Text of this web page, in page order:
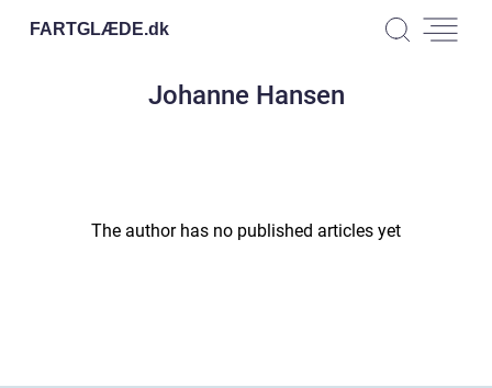
FARTGLÆDE.dk
Johanne Hansen
The author has no published articles yet